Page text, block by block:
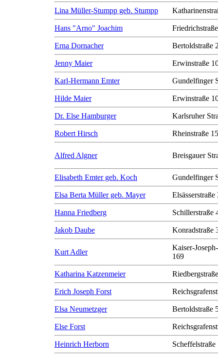
Lina Müller-Stumpp geb. Stumpp
Hans "Arno" Joachim
Erna Dornacher Bertoldstraße
Jenny Maier Erwinstraße
Karl-Hermann Emter Gundelfinger
Hilde Maier Erwinstraße
Dr. Else Hamburger Karlsruher
Robert Hirsch Rheinstraße 15
Alfred Algner Breisgauer
Elisabeth Emter geb. Koch Gundelfinger
Elsa Berta Müller geb. Mayer Elsässerstraße
Hanna Friedberg Schillerstraße
Jakob Daube Konradstraße
Kurt Adler
Kaiser-
169
Katharina Katzenmeier
Erich Joseph Forst
Elsa Neumetzger Bertoldstraße
Else Forst
Heinrich Herborn Scheffelstraße